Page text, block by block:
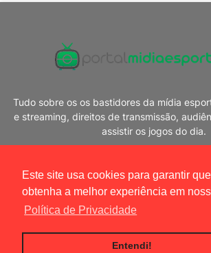
Este site usa cookies para garantir
obtenha a melhor experiência em
Política de Privacidade
Entendi!
Tudo sobre os os bastidores da mídia
e streaming, direitos de transmissão,
assistir os jogos do dia.
Blogger Templates|